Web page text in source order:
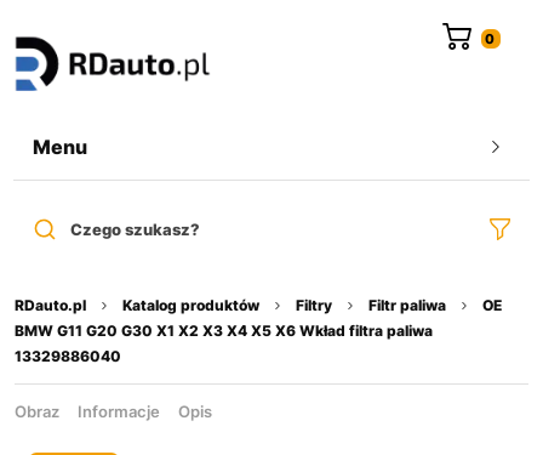
Menu
Czego szukasz?
RDauto.pl Katalog produktów Filtry Filtr paliwa
OE
BMW G11 G20 G30 X1 X2 X3 X4 X5 X6 Wkład filtra paliwa
13329886040
Obraz Informacje Opis